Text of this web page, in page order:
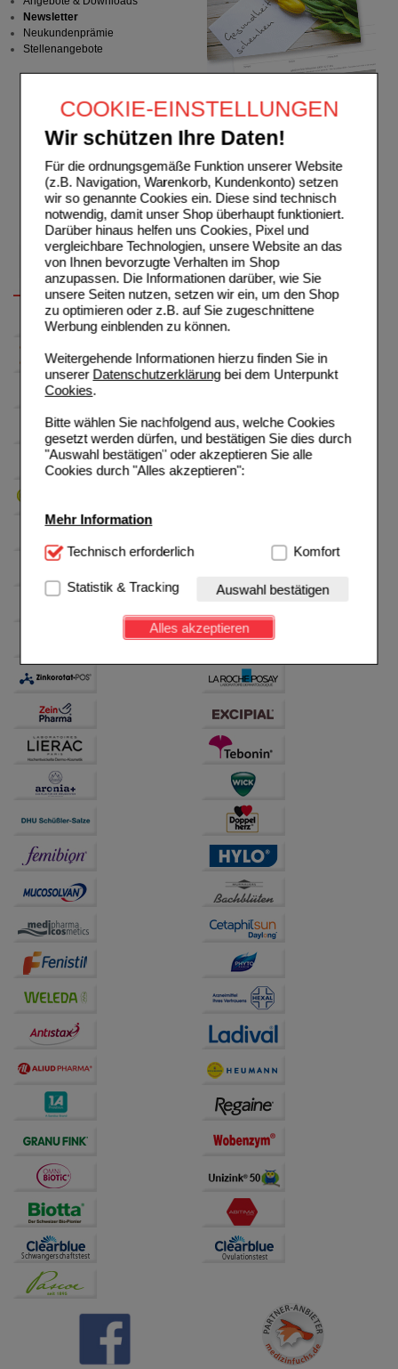
COOKIE-EINSTELLUNGEN
Wir schützen Ihre Daten!
Für die ordnungsgemäße Funktion unserer Website
(z.B. Navigation, Warenkorb, Kundenkonto) setzen
wir so genannte Cookies ein. Diese sind technisch
notwendig, damit unser Shop überhaupt funktioniert.
Darüber hinaus helfen uns Cookies, Pixel und
vergleichbare Technologien, unsere Website an das
von Ihnen bevorzugte Verhalten im Shop
anzupassen. Die Informationen darüber, wie Sie
unsere Seiten nutzen, setzen wir ein, um den Shop
zu optimieren oder z.B. auf Sie zugeschnittene
Werbung einblenden zu können.
Weitergehende Informationen hierzu finden Sie in
unserer Datenschutzerklärungbei dem Unterpunkt
Cookies.
Bitte wählen Sie nachfolgend aus, welche Cookies
gesetzt werden dürfen, und bestätigen Sie dies durch
"Auswahl bestätigen" oder akzeptieren Sie alle
Cookies durch "Alles akzeptieren":
Mehr Information
Technisch Notwendig:Hierbei handelt es sich um
Website notwendig sind (z.B. Navigation, Warenkorb,
Kundenkonto), weshalb auf diese nicht verzichtet
werden kann.
Einkaufserlebnis noch ansprechender zu gestalten,
beispielsweise für die Wiedererkennung des
Verhaltensweisen (z.B. Spracheinstellung)
auch auf Ihre Bedürfnisse zugeschrittene Inhalte
anzuzeigen und unser Partnerprogramm zu
betreiben.
Hierüber lassen sich
Informationen über die Art und Weise der Nutzung
Website weiter für Sie optimieren können, den Inhalt
auf unserer Website aber auch die Werbung auf
Drittseiten möglichst relevant für Sie zu gestalten.
Bitte beachten Sie, dass Daten hierfür teilweise an
Dritte wie z.B. Google oder soziale Medien
übertragen werden.
Technisch erforderlich Komfort
Statistik & Tracking Auswahl bestätigen
Alles akzeptieren
Newsletter
Neukundenprämie
Stellenangebote